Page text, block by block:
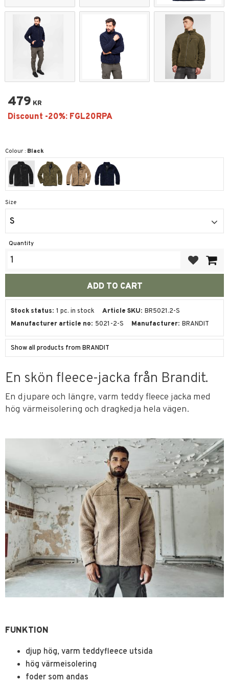
479 KR
Colour : Black
Size
S
Quantity
Stock status 1 pc. in stock Article SKU BR5021.2-S
Manufacturer article no
5021-2-S Manufacturer BRANDIT
Show all products from BRANDIT
En skön fleece-jacka från Brandit.
En djupare och längre, varm teddy fleece jacka med
hög värmeisolering och dragkedja hela vägen.
FUNKTION
djup hög, varm teddyfleece utsida
hög värmeisolering
foder som andas